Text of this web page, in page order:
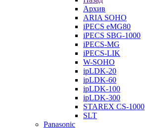
Архив
ARIA SOHO
iPECS eMG80
iPECS SBG-1000
iPECS-MG
iPECS-LIK
W-SOHO
ipLDK-20
ipLDK-60
ipLDK-100
ipLDK-300
STAREX CS-1000
SLT
Panasonic